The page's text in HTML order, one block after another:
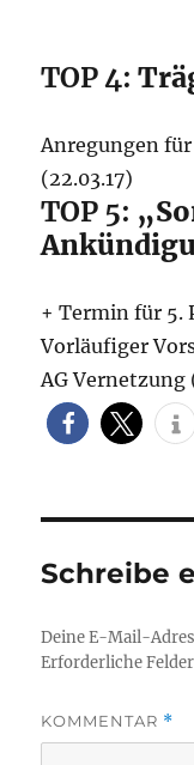
TOP 4:
Anregungen
(22.03.17)
TOP 5:
+ Termin für 5.
Vorläufiger
AG Vernetzung
Schreibe
Deine E-Mail-
Erforderliche
KOMMENTAR *